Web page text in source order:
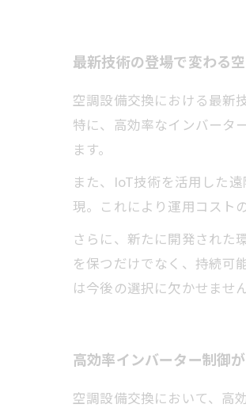
最新技術の登場で変わる
空調設備交換における最新
特に、高効率なインバータ
ます。
また、IoT技術を活用した
現。これにより運用コスト
さらに、新たに開発された
を保つだけでなく、持続可
は今後の選択に欠かせません
高効率インバーター制御
空調設備交換において、高